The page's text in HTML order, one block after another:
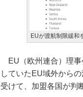
EUが渡航制限緩和
EU（欧州連合）理事
していたEU域外から
受けて、加盟各国が判